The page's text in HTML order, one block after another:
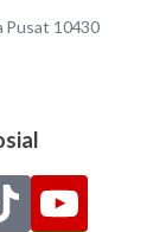
Pusat 10430